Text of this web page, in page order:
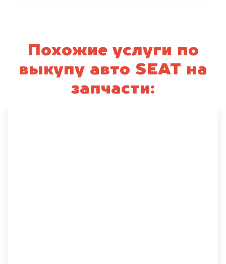
Похожие услуги по
выкупу авто SEAT на
запчасти: